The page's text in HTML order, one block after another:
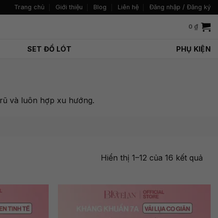
Trang chủ Giới thiệu Blog Liên hệ Đăng nhập / Đăng ký
0₫
SET ĐỒ LÓT PHỤ KIỆN
và luôn hợp xu hướng.
Hiển thị 1–12 của 16 kết quả